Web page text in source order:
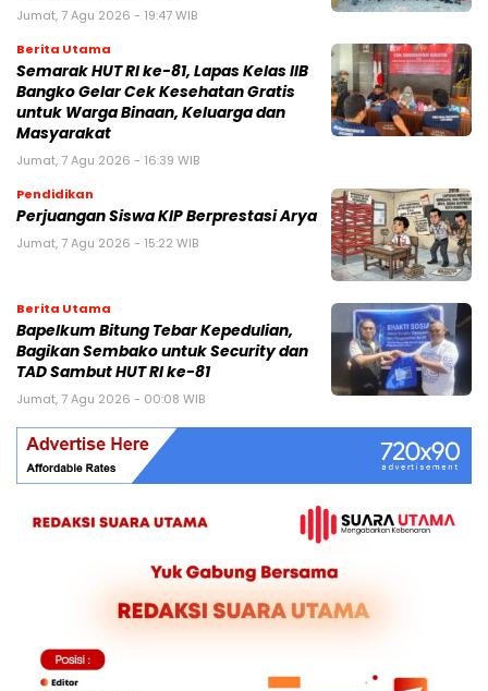
Jumat, 7 Agu 2026 - 19:47 WIB
Berita Utama
Semarak HUT RI ke-81, Lapas Kelas IIB
Bangko Gelar Cek Kesehatan Gratis
untuk Warga Binaan, Keluarga dan
Masyarakat
Jumat, 7 Agu 2026 - 16:39 WIB
Pendidikan
Perjuangan Siswa KIP Berprestasi Arya
Jumat, 7 Agu 2026 - 15:22 WIB
Berita Utama
Bapelkum Bitung Tebar Kepedulian,
Bagikan Sembako untuk Security dan
TAD Sambut HUT RI ke-81
Jumat, 7 Agu 2026 - 00:08 WIB